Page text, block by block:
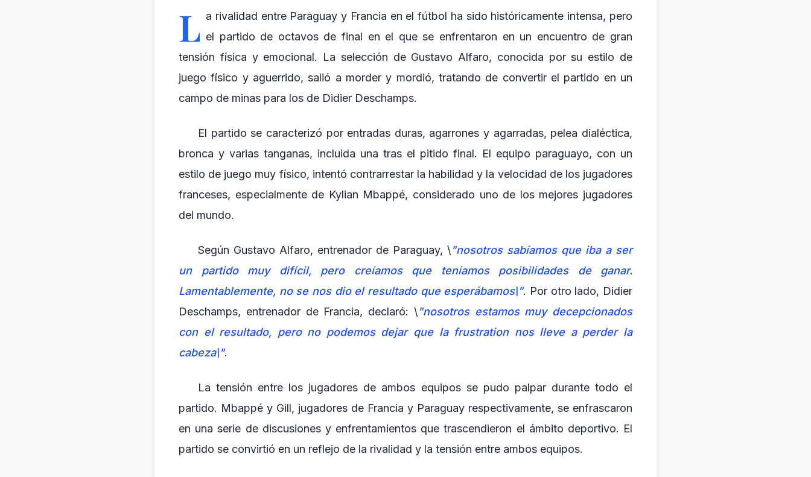
L a rivalidad entre Paraguay y Francia en el fútbol ha sido históricamente intensa, pero
el partido de octavos de final en el que se enfrentaron en un encuentro de gran
tensión física y emocional. La selección de Gustavo Alfaro, conocida por su estilo de
juego físico y aguerrido, salió a morder y mordió, tratando de convertir el partido en un
campo de minas para los de Didier Deschamps.
El partido se caracterizó por entradas duras, agarrones y agarradas, pelea dialéctica,
bronca y varias tanganas, incluida una tras el pitido final. El equipo paraguayo, con un
estilo de juego muy físico, intentó contrarrestar la habilidad y la velocidad de los jugadores
franceses, especialmente de Kylian Mbappé, considerado uno de los mejores jugadores
del mundo.
Según Gustavo Alfaro, entrenador de Paraguay, \"nosotros sabíamos que iba a ser
un partido muy difícil, pero creíamos que teníamos posibilidades de ganar.
Lamentablemente, no se nos dio el resultado que esperábamos\". Por otro lado, Didier
Deschamps, entrenador de Francia, declaró: \"nosotros estamos muy decepcionados
con el resultado, pero no podemos dejar que la frustration nos lleve a perder la
cabeza\".
La tensión entre los jugadores de ambos equipos se pudo palpar durante todo el
partido. Mbappé y Gill, jugadores de Francia y Paraguay respectivamente, se enfrascaron
en una serie de discusiones y enfrentamientos que trascendieron el ámbito deportivo. El
partido se convirtió en un reflejo de la rivalidad y la tensión entre ambos equipos.